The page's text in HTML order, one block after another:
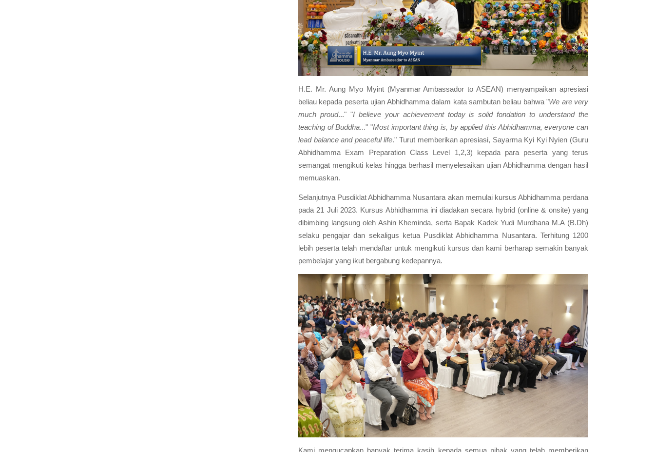
H.E. Mr. Aung Myo Myint (Myanmar Ambassador to ASEAN) menyampaikan apresiasi
beliau kepada peserta ujian Abhidhamma dalam kata sambutan beliau bahwa "We are very
much proud..." "I believe your achievement today is solid fondation to understand the
teaching of Buddha..." "Most important thing is, by applied this Abhidhamma, everyone can
lead balance and peaceful life." Turut memberikan apresiasi, Sayarma Kyi Kyi Nyien (Guru
Abhidhamma Exam Preparation Class Level 1,2,3) kepada para peserta yang terus
semangat mengikuti kelas hingga berhasil menyelesaikan ujian Abhidhamma dengan hasil
memuaskan.
Selanjutnya Pusdiklat Abhidhamma Nusantara akan memulai kursus Abhidhamma perdana
pada 21 Juli 2023. Kursus Abhidhamma ini diadakan secara hybrid (online & onsite) yang
dibimbing langsung oleh Ashin Kheminda, serta Bapak Kadek Yudi Murdhana M.A (B.Dh)
selaku pengajar dan sekaligus ketua Pusdiklat Abhidhamma Nusantara. Terhitung 1200
lebih peserta telah mendaftar untuk mengikuti kursus dan kami berharap semakin banyak
pembelajar yang ikut bergabung kedepannya.
Kami mengucapkan banyak terima kasih kepada semua pihak yang telah memberikan